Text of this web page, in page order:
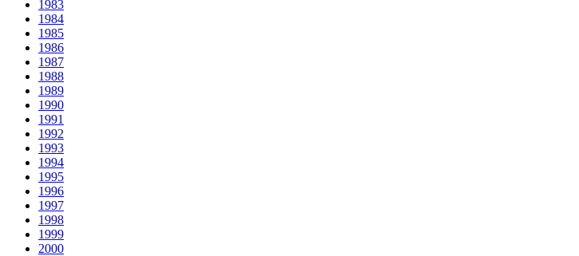
1983
1984
1985
1986
1987
1988
1989
1990
1991
1992
1993
1994
1995
1996
1997
1998
1999
2000